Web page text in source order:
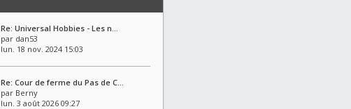
Re: Universal Hobbies - Les n…
par dan53
lun. 18 nov. 2024 15:03
Re: Cour de ferme du Pas de C…
par Berny
lun. 3 août 2026 09:27